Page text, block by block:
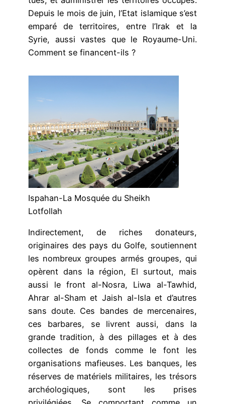
Depuis le mois de juin, l’Etat islamique s’est
emparé de territoires, entre l’Irak et la
Syrie, aussi vastes que le Royaume-Uni.
Comment se financent-ils ?
Ispahan-La Mosquée du Sheikh
Lotfollah
Indirectement, de riches donateurs,
originaires des pays du Golfe, soutiennent
les nombreux groupes armés groupes, qui
opèrent dans la région, El surtout, mais
aussi le front al-Nosra, Liwa al-Tawhid,
Ahrar al-Sham et Jaish al-Isla et d’autres
sans doute. Ces bandes de mercenaires,
ces barbares, se livrent aussi, dans la
grande tradition, à des pillages et à des
collectes de fonds comme le font les
organisations mafieuses. Les banques, les
réserves de matériels militaires, les trésors
archéologiques, sont les prises